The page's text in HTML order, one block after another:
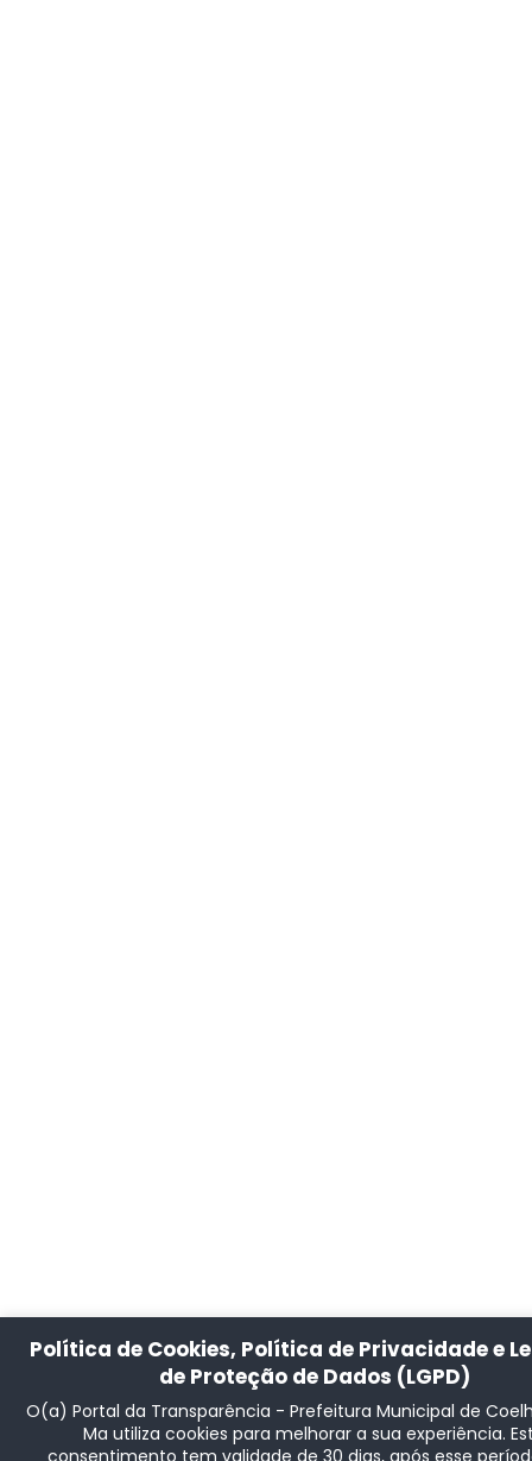
Política de Cookies, Política de Privacidade e
de Proteção de Dados (LGPD)
O(a) Portal da Transparência - Prefeitura Municipal de
Ma utiliza cookies para melhorar a sua experiência.
consentimento tem validade de 30 dias, após esse